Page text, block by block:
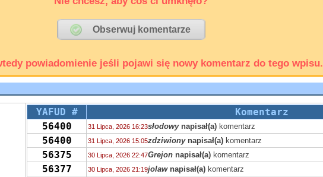
powiadomienie jeśli pojawi się nowy komentarz do tego wpisu.
YAFUD #
Komentarz
56400
31 Lipca, 2026 16:23słodowynapisał(a) komentarz
56400 31 Lipca, 2026 15:05zdziwionynapisał(a) komentarz
56375 30 Lipca, 2026 22:47Grejon napisał(a) komentarz
56377 30 Lipca, 2026 21:19jolawnapisał(a) komentarz